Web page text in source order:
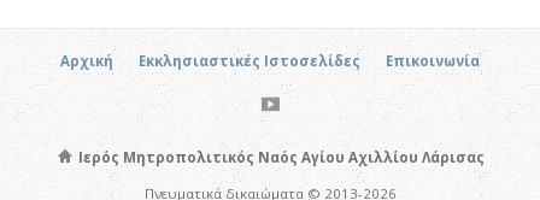
Αρχική Εκκλησιαστικές Ιστοσελίδες Επικοινωνία
Ιερός Μητροπολιτικός Ναός Αγίου Αχιλλίου Λάρισας
Πνευματικά δικαιώματα © 2013-2026